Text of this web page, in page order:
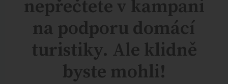
nepřečtete v kampani
na podporu domácí
turistiky. Ale klidně
byste mohli!